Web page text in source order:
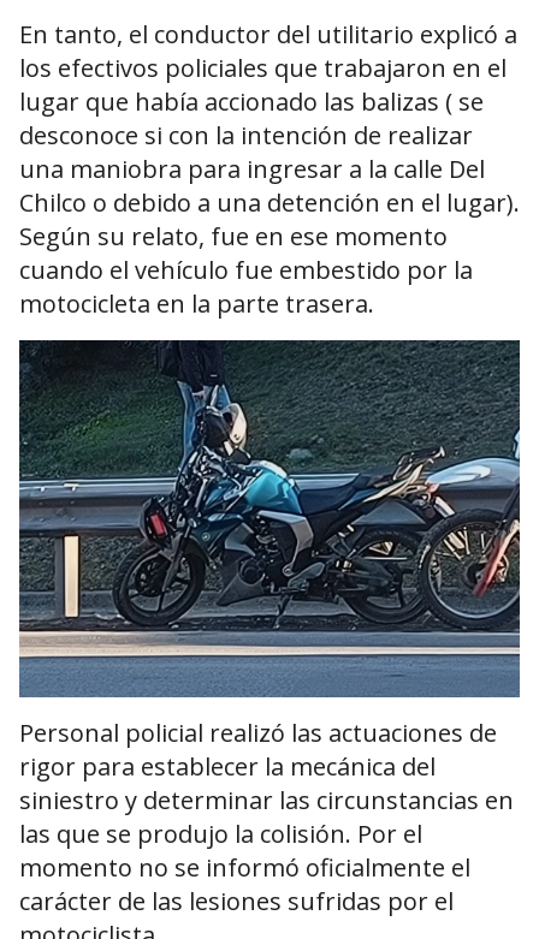
En tanto, el conductor del utilitario explicó a
los efectivos policiales que trabajaron en el
lugar que había accionado las balizas ( se
desconoce si con la intención de realizar
una maniobra para ingresar a la calle Del
Chilco o debido a una detención en el lugar).
Según su relato, fue en ese momento
cuando el vehículo fue embestido por la
motocicleta en la parte trasera.
Personal policial realizó las actuaciones de
rigor para establecer la mecánica del
siniestro y determinar las circunstancias en
las que se produjo la colisión. Por el
momento no se informó oficialmente el
carácter de las lesiones sufridas por el